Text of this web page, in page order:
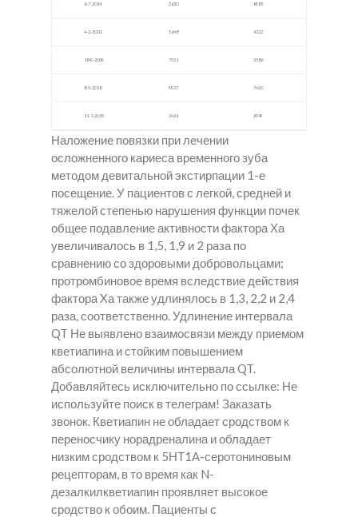
6-7-2014 2630 8985
4-2-2000 5648 4322
18-9-2009 7531 5586
8-5-2018 9937 7420
11-1-2015 3461 8749
Наложение повязки при лечении
осложненного кариеса временного зуба
методом девитальной экстирпации 1-е
посещение. У пациентов с легкой, средней и
тяжелой степенью нарушения функции почек
общее подавление активности фактора Ха
увеличивалось в 1,5, 1,9 и 2 раза по
сравнению со здоровыми добровольцами;
протромбиновое время вследствие действия
фактора Xа также удлинялось в 1,3, 2,2 и 2,4
раза, соответственно. Удлинение интервала
QT Не выявлено взаимосвязи между приемом
кветиапина и стойким повышением
абсолютной величины интервала QT.
Добавляйтесь исключительно по ссылке: Не
используйте поиск в телеграм! Заказать
звонок. Кветиапин не обладает сродством к
переносчику норадреналина и обладает
низким сродством к 5НТ1А-серотониновым
рецепторам, в то время как N-
дезалкилкветиапин проявляет высокое
сродство к обоим. Пациенты с